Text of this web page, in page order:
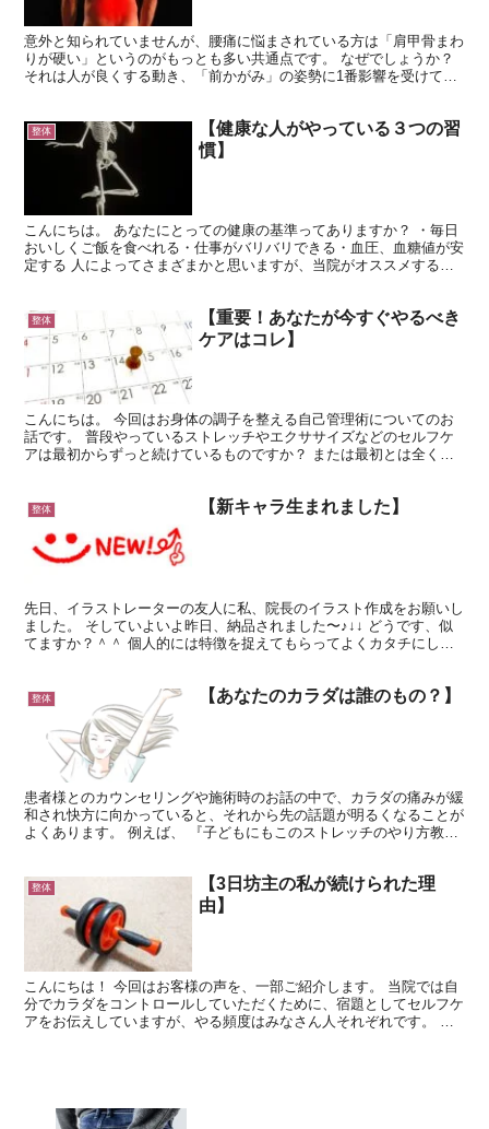
意外と知られていませんが、腰痛に悩まされている方は「肩甲骨まわ
りが硬い」というのがもっとも多い共通点です。 なぜでしょうか？
それは人が良くする動き、「前かがみ」の姿勢に1番影響を受けてい
整体
【健康な人がやっている３つの習
慣】
こんにちは。 あなたにとっての健康の基準ってありますか？ ・毎日
おいしくご飯を食べれる・仕事がバリバリできる・血圧、血糖値が安
定する 人によってさまざまかと思いますが、当院がオススメする健
整体
【重要！あなたが今すぐやるべき
ケアはコレ】
こんにちは。 今回はお身体の調子を整える自己管理術についてのお
話です。 普段やっているストレッチやエクササイズなどのセルフケ
アは最初からずっと続けているものですか？ または最初とは全く違
整体 【新キャラ生まれました】
先日、イラストレーターの友人に私、院長のイラスト作成をお願いし
ました。 そしていよいよ昨日、納品されました〜♪↓↓ どうです、似
てますか？＾＾ 個人的には特徴を捉えてもらってよくカタチにして
整体 【あなたのカラダは誰のもの？】
患者様とのカウンセリングや施術時のお話の中で、カラダの痛みが緩
和され快方に向かっていると、それから先の話題が明るくなることが
よくあります。 例えば、 『子どもにもこのストレッチのやり方教え
整体
【3日坊主の私が続けられた理
由】
こんにちは！ 今回はお客様の声を、一部ご紹介します。 当院では自
分でカラダをコントロールしていただくために、宿題としてセルフケ
アをお伝えしていますが、やる頻度はみなさん人それぞれです。 毎